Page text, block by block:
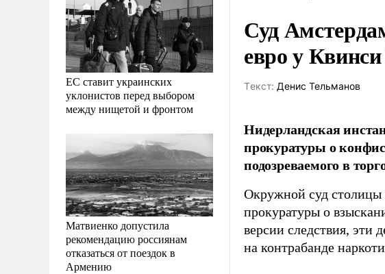
ЕС ставит украинских
уклонистов перед выбором
между нищетой и фронтом
Матвиенко допустила
рекомендацию россиянам
отказаться от поездок в
Армению
Суд
евро у
Tекст: Денис Тельманов
Нидерландская
прокуратуры о
подозреваемого в
Окружной суд столицы
прокуратуры о
версии следствия, эти
на контрабанде